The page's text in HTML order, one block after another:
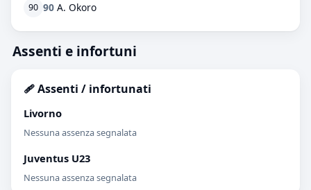
90 90 A. Okoro
Assenti e infortuni
🩹 Assenti / infortunati
Livorno
Nessuna assenza segnalata
Juventus U23
Nessuna assenza segnalata